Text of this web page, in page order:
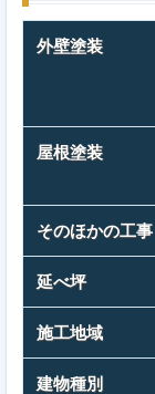
外壁塗装
屋根塗装
そのほかの工事
延べ坪
施工地域
建物種別